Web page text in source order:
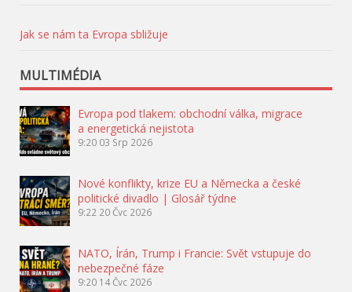
Jak se nám ta Evropa sbližuje
MULTIMÉDIA
Evropa pod tlakem: obchodní válka, migrace
a energetická nejistota
9:20 03 Srp 2026
Nové konflikty, krize EU a Německa a české
politické divadlo | Glosář týdne
9:22 20 Čvc 2026
NATO, Írán, Trump i Francie: Svět vstupuje do
nebezpečné fáze
9:20 14 Čvc 2026